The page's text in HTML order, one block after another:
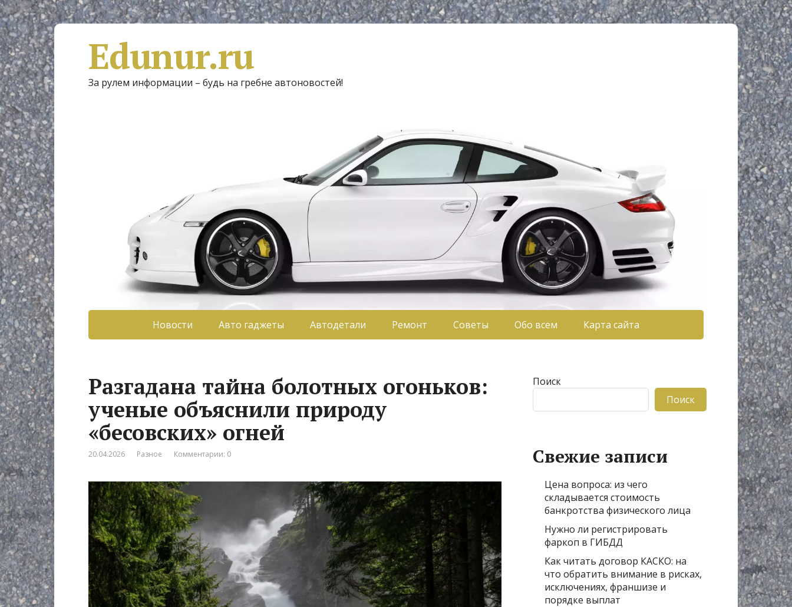
Edunur.ru
За рулем информации – будь на гребне автоновостей!
Новости Авто гаджеты Автодетали Ремонт Советы Обо всем Карта сайта
Разгадана тайна болотных огоньков:
ученые объяснили природу
«бесовских» огней
20.04.2026 Разное Комментарии: 0
Поиск
Поиск
Свежие записи
Цена вопроса: из чего
складывается стоимость
банкротства физического лица
Нужно ли регистрировать
фаркоп в ГИБДД
Как читать договор КАСКО: на
что обратить внимание в рисках,
исключениях, франшизе и
порядке выплат